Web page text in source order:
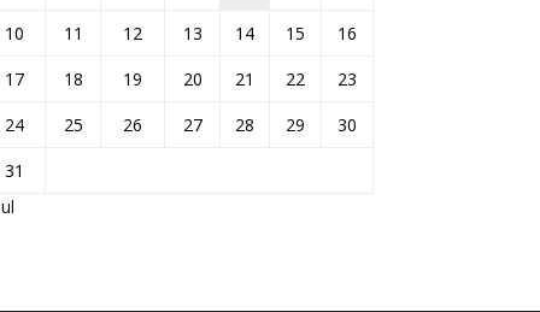
10
11 12 13 14 15
16
17
18 19 20 21 22
23
24
25 26 27 28 29
30
31